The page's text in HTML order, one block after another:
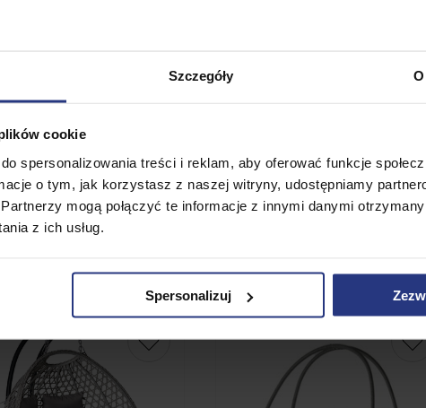
Szczegóły
cookie
spersonalizowania treści i reklam, aby oferować funkcje
o tym, jak korzystasz z naszej witryny, udostępniamy
mogą połączyć te informacje z innymi danymi
z ich usług.
Spersonalizuj
2 osobowy Lilia
jasnoszary/antracytowy
• Niedostępny
Najniższa cena z 30 dni przed
czarny/czarny/
kokon